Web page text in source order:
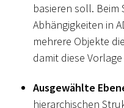
basieren soll.
Abhängigkeiten in
mehrere Objekte
damit diese
Ausgewählte
hierarchischen